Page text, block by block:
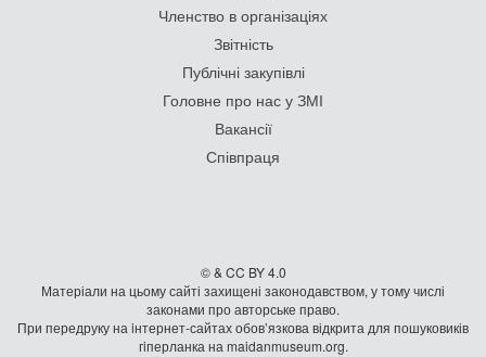
Членство в організаціях
Звітність
Публічні закупівлі
Головне про нас у ЗМІ
Вакансії
Співпраця
© & CC BY 4.0
Матеріали на цьому сайті захищені законодавством, у тому числі
законами про авторське право.
При передруку на iнтернет-сайтах обов’язкова відкрита для пошуковиків
гiперланка на maidanmuseum.org.